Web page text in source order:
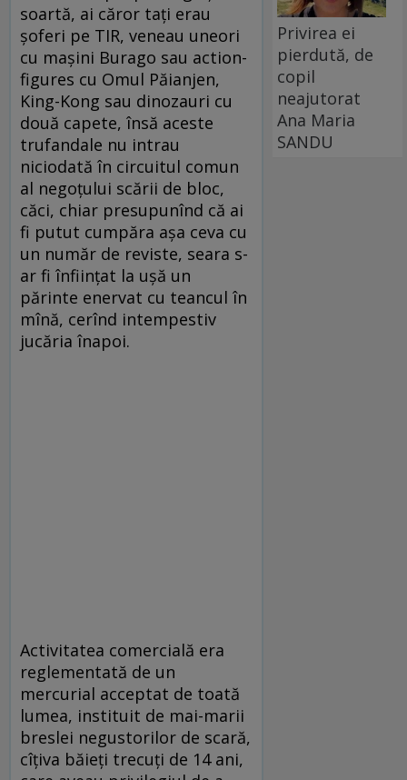
soartă, ai căror tați erau
șoferi pe TIR, veneau uneori
cu mașini Burago sau action-
figures cu Omul Păianjen,
King-Kong sau dinozauri cu
două capete, însă aceste
trufandale nu intrau
niciodată în circuitul comun
al negoțului scării de bloc,
căci, chiar presupunînd că ai
fi putut cumpăra așa ceva cu
un număr de reviste, seara s-
ar fi înființat la ușă un
părinte enervat cu teancul în
mînă, cerînd intempestiv
jucăria înapoi.
Activitatea comercială era
reglementată de un
mercurial acceptat de toată
lumea, instituit de mai-marii
breslei negustorilor de scară,
cîțiva băieți trecuți de 14 ani,
Privirea ei
pierdută, de
copil
neajutorat
Ana Maria
SANDU